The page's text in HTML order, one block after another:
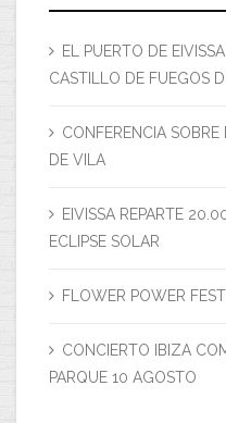
EL PUERTO DE
CASTILLO DE FUEGOS
CONFERENCIA
DE VILA
EIVISSA REPARTE
ECLIPSE SOLAR
FLOWER POWER
CONCIERTO IBIZA
PARQUE 10 AGOSTO